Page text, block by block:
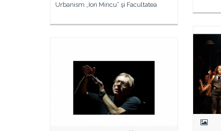
Urbanism „Ion Mincu“ şi Facultatea